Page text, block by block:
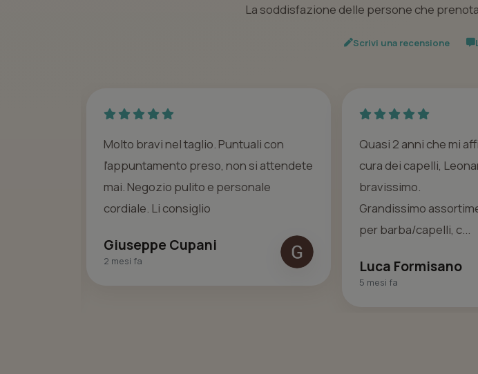
La soddisfazione delle persone che
Scrivi una recensione
Molto bravi nel taglio. Puntuali con
l'appuntamento preso, non si attendete
mai. Negozio pulito e personale
cordiale. Li consiglio
Giuseppe Cupani
2 mesi fa
Quasi 2 anni che mi
cura dei capelli,
bravissimo.
Grandissimo
per barba/capelli, c...
Luca Formisano
5 mesi fa